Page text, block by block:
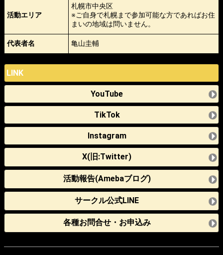
活動エリア
札幌市中央区
※ご自身で札幌まで参加可能な方であればお住
まいの地域は問いません。
代表者名 亀山圭輔
LINK
YouTube
TikTok
Instagram
X(旧:Twitter)
活動報告(Amebaブログ)
サークル公式LINE
各種お問合せ・お申込み